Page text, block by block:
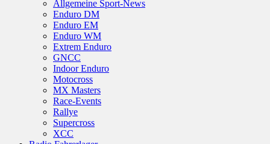
Allgemeine Sport-News
Enduro DM
Enduro EM
Enduro WM
Extrem Enduro
GNCC
Indoor Enduro
Motocross
MX Masters
Race-Events
Rallye
Supercross
XCC